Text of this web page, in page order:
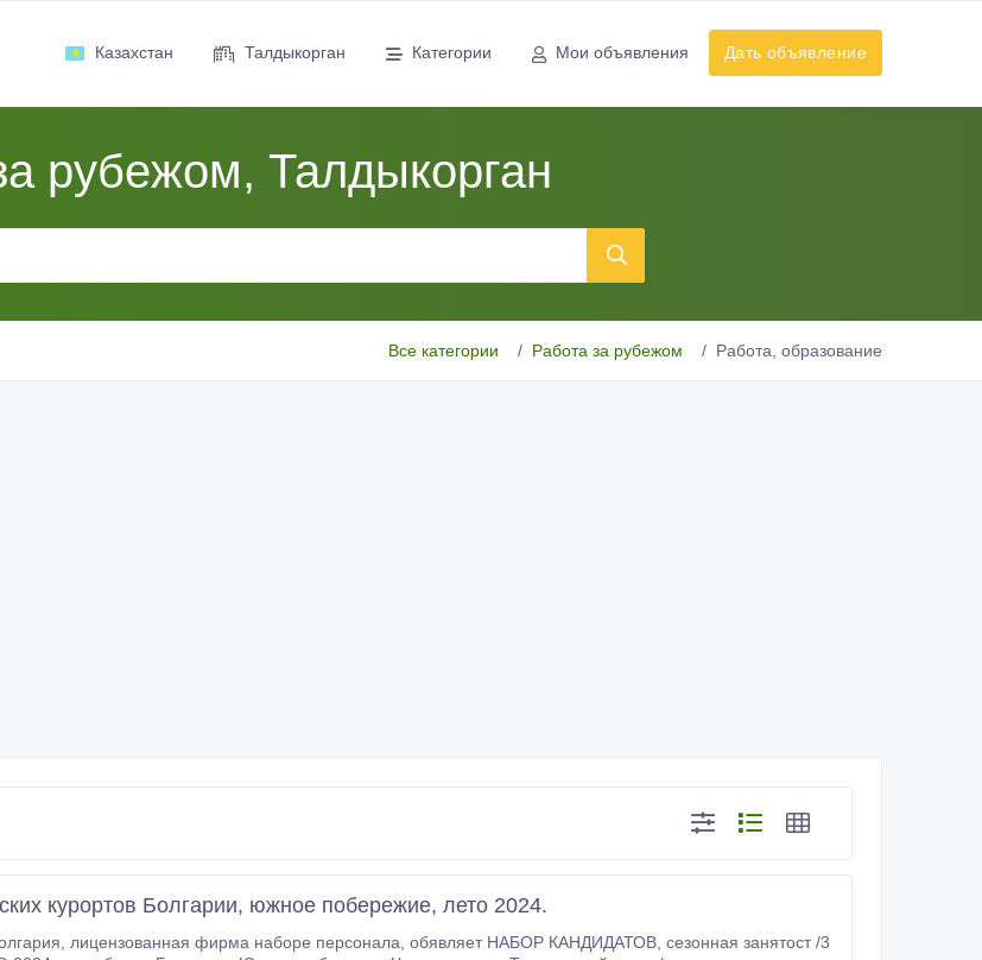
Казахстан Талдыкорган Категории Мои объявления Дать объявление
рубежом, Талдыкорган
Все категории Работа за рубежом Работа, образование
курортов Болгарии, южное побережие, лето 2024.
персонала, обявляет НАБОР КАНДИДАТОВ, сезонная занятост /3